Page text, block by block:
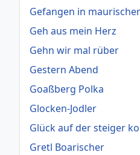
Gefangen in
Geh aus mein Herz
Gehn wir mal rüber
Gestern Abend
Goaßberg Polka
Glocken-Jodler
Glück auf der steiger
Gretl Boarischer